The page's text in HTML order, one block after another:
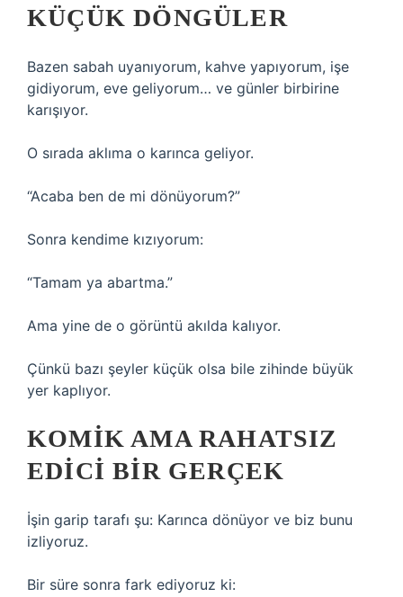
KÜÇÜK DÖNGÜLER
Bazen sabah uyanıyorum, kahve yapıyorum, işe
gidiyorum, eve geliyorum… ve günler birbirine
karışıyor.
O sırada aklıma o karınca geliyor.
“Acaba ben de mi dönüyorum?”
Sonra kendime kızıyorum:
“Tamam ya abartma.”
Ama yine de o görüntü akılda kalıyor.
Çünkü bazı şeyler küçük olsa bile zihinde büyük
yer kaplıyor.
KOMIK AMA RAHATSIZ
EDICI BIR GERÇEK
İşin garip tarafı şu: Karınca dönüyor ve biz bunu
izliyoruz.
Bir süre sonra fark ediyoruz ki: